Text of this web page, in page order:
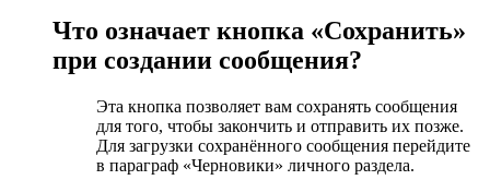
Что означает кнопка «Сохранить»
при создании сообщения?
Эта кнопка позволяет вам сохранять сообщения
для того, чтобы закончить и отправить их позже.
Для загрузки сохранённого сообщения перейдите
в параграф «Черновики» личного раздела.